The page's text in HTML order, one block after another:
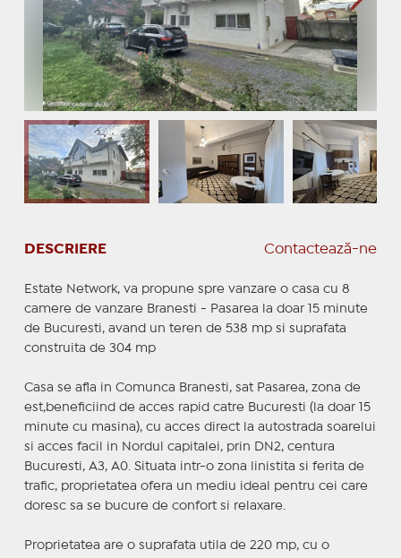
DESCRIERE Contactează-ne
Estate Network, va propune spre vanzare o casa cu 8
camere de vanzare Branesti - Pasarea la doar 15 minute
de Bucuresti, avand un teren de 538 mp si suprafata
construita de 304 mp
Casa se afla in Comunca Branesti, sat Pasarea, zona de
est,beneficiind de acces rapid catre Bucuresti (la doar 15
minute cu masina), cu acces direct la autostrada soarelui
si acces facil in Nordul capitalei, prin DN2, centura
Bucuresti, A3, A0. Situata intr-o zona linistita si ferita de
trafic, proprietatea ofera un mediu ideal pentru cei care
doresc sa se bucure de confort si relaxare.
Proprietatea are o suprafata utila de 220 mp, cu o